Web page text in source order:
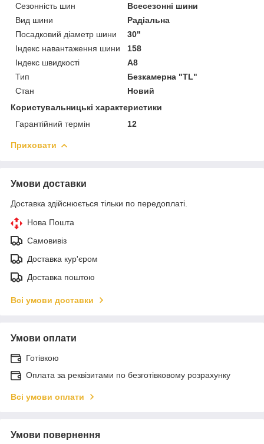
Сезонність шин
Всесезонні шини
Вид шини
Радіальна
Посадковий діаметр шини
30"
Індекс навантаження шини
158
Індекс швидкості
A8
Тип
Безкамерна "TL"
Стан
Новий
Користувальницькі характеристики
Гарантійний термін
12
Приховати
Умови доставки
Доставка здійснюється тільки по передоплаті.
Нова Пошта
Самовивіз
Доставка кур'єром
Доставка поштою
Всі умови доставки
Умови оплати
Готівкою
Оплата за реквізитами по безготівковому розрахунку
Всі умови оплати
Умови повернення